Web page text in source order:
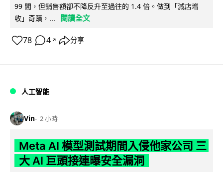
99 間，但銷售額卻不降反升至過往的 1.4 倍。做到「減店增
收」奇蹟，...
閱讀全文
78 4 ↗ 分享
人工智能
Vin 2 小時
Meta AI 模型測試期間入侵他家公司 三
大 AI 巨頭接連曝安全漏洞